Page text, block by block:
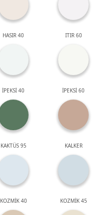
HASIR 40 ITIR 60
İPEKSİ 40 İPEKSİ 60
KAKTÜS 95 KALKER
KOZMİK 40 KOZMİK 45